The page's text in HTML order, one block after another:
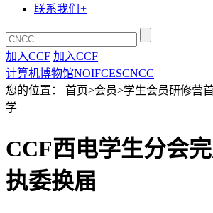
联系我们 +
加入CCF 加入CCF
计算机博物馆NOIFCESCNCC
您的位置： 首页>会员>学生会员研修营
学
CCF西电学生分会
执委换届